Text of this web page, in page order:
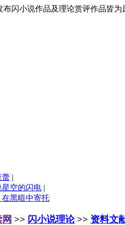
闪小说作品及理论赏评作品皆为
蕾 |
空的闪电 |
黑暗中寄托
>> 闪小说理论>> 资料文